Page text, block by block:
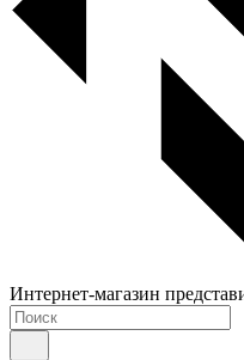
Интернет-магазин